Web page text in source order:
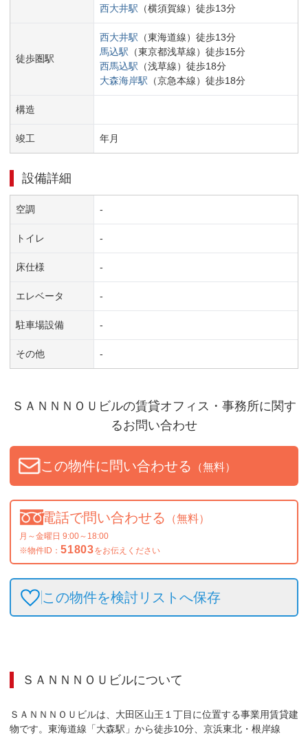
西大井駅 （横須賀線） 徒歩13分
徒歩圏駅
西大井駅 （東海道線） 徒歩13分
馬込駅 （東京都浅草線） 徒歩15分
西馬込駅 （浅草線） 徒歩18分
大森海岸駅 （京急本線） 徒歩18分
構造
竣工 年月
設備詳細
空調 -
トイレ -
床仕様 -
エレベータ -
駐車場設備 -
その他 -
ＳＡＮＮＮＯＵビルの賃貸オフィス・事務所に関す
るお問い合わせ
この物件に問い合わせる （無料）
電話で問い合わせる （無料）
月～金曜日 9:00～18:00
※物件ID： 51803をお伝えください
この物件を検討リストへ保存
ＳＡＮＮＮＯＵビルについて
ＳＡＮＮＮＯＵビルは、大田区山王１丁目に位置する事業用賃貸建
物です。東海道線「大森駅」から徒歩10分、京浜東北・根岸線